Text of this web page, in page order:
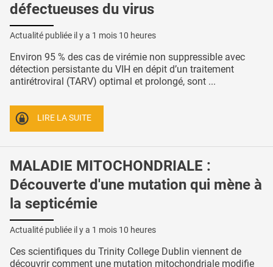
défectueuses du virus
Actualité publiée il y a 1 mois 10 heures
Environ 95 % des cas de virémie non suppressible avec
détection persistante du VIH en dépit d’un traitement
antirétroviral (TARV) optimal et prolongé, sont ...
LIRE LA SUITE
MALADIE MITOCHONDRIALE :
Découverte d'une mutation qui mène à
la septicémie
Actualité publiée il y a 1 mois 10 heures
Ces scientifiques du Trinity College Dublin viennent de
découvrir comment une mutation mitochondriale modifie